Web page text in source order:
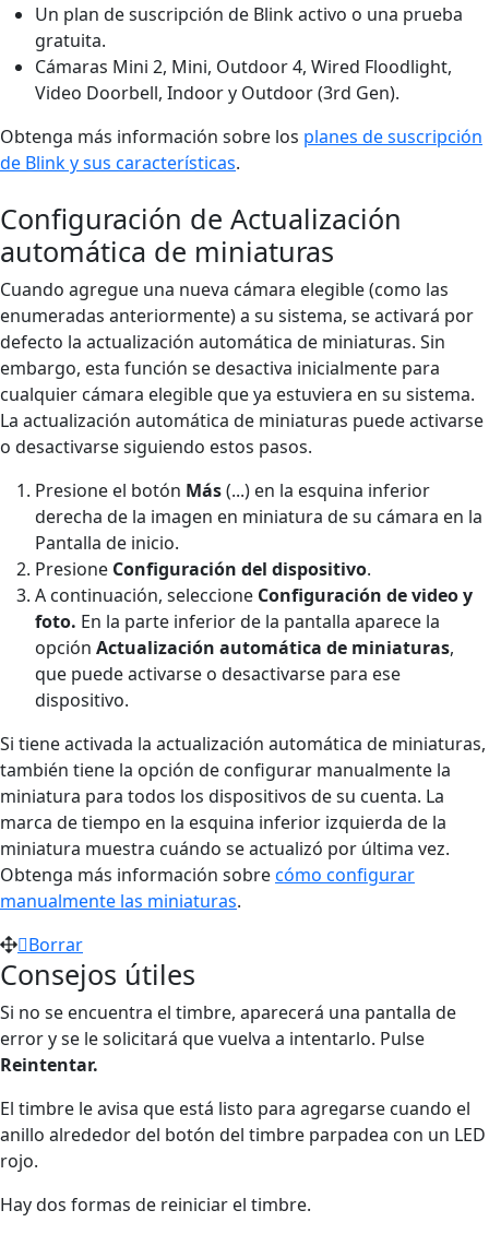
Un plan de suscripción de Blink activo o una prueba
gratuita.
Cámaras Mini 2, Mini, Outdoor 4, Wired Floodlight,
Video Doorbell, Indoor y Outdoor (3rd Gen).
Obtenga más información sobre los planes de suscripción
de Blink y sus características.
Configuración de Actualización
automática de miniaturas
Cuando agregue una nueva cámara elegible (como las
enumeradas anteriormente) a su sistema, se activará por
defecto la actualización automática de miniaturas. Sin
embargo, esta función se desactiva inicialmente para
cualquier cámara elegible que ya estuviera en su sistema.
La actualización automática de miniaturas puede activarse
o desactivarse siguiendo estos pasos.
Presione el botón Más(...) en la esquina inferior
derecha de la imagen en miniatura de su cámara en la
Pantalla de inicio.
Presione Configuración del dispositivo.
A continuación, seleccione Configuración de video y
foto. En la parte inferior de la pantalla aparece la
opción Actualización automática de miniaturas,
que puede activarse o desactivarse para ese
dispositivo.
Si tiene activada la actualización automática de miniaturas,
también tiene la opción de configurar manualmente la
miniatura para todos los dispositivos de su cuenta. La
marca de tiempo en la esquina inferior izquierda de la
miniatura muestra cuándo se actualizó por última vez.
Obtenga más información sobrecómo configurar
manualmente las miniaturas.
Borrar
Consejos útiles
Si no se encuentra el timbre, aparecerá una pantalla de
error y se le solicitará que vuelva a intentarlo. Pulse
Reintentar.
El timbre le avisa que está listo para agregarse cuando el
anillo alrededor del botón del timbre parpadea con un LED
rojo.
Hay dos formas de reiniciar el timbre.